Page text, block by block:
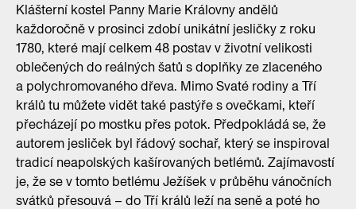
Klášterní kostel Panny Marie Královny andělů
každoročně v prosinci zdobí unikátní jesličky z roku
1780, které mají celkem 48 postav v životní velikosti
oblečených do reálných šatů s doplňky ze zlaceného
a polychromovaného dřeva. Mimo Svaté rodiny a Tří
králů tu můžete vidět také pastýře s ovečkami, kteří
přecházejí po mostku přes potok. Předpokládá se, že
autorem jesliček byl řádový sochař, který se inspiroval
tradicí neapolských kašírovaných betlémů. Zajímavostí
je, že se v tomto betlému Ježíšek v průběhu vánočních
svátků přesouvá – do Tří králů leží na seně a poté ho